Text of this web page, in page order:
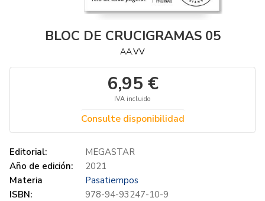
BLOC DE CRUCIGRAMAS 05
AA.VV
6,95 €
IVA incluido
Consulte disponibilidad
Editorial:
MEGASTAR
Año de edición:
2021
Materia
Pasatiempos
ISBN:
978-94-93247-10-9